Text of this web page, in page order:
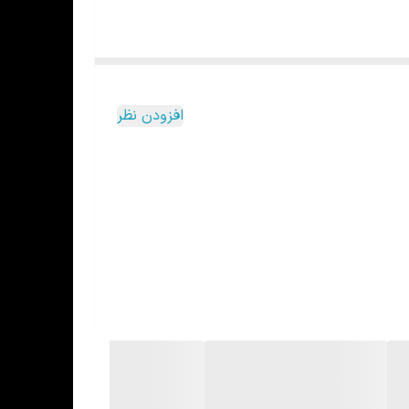
افزودن نظر